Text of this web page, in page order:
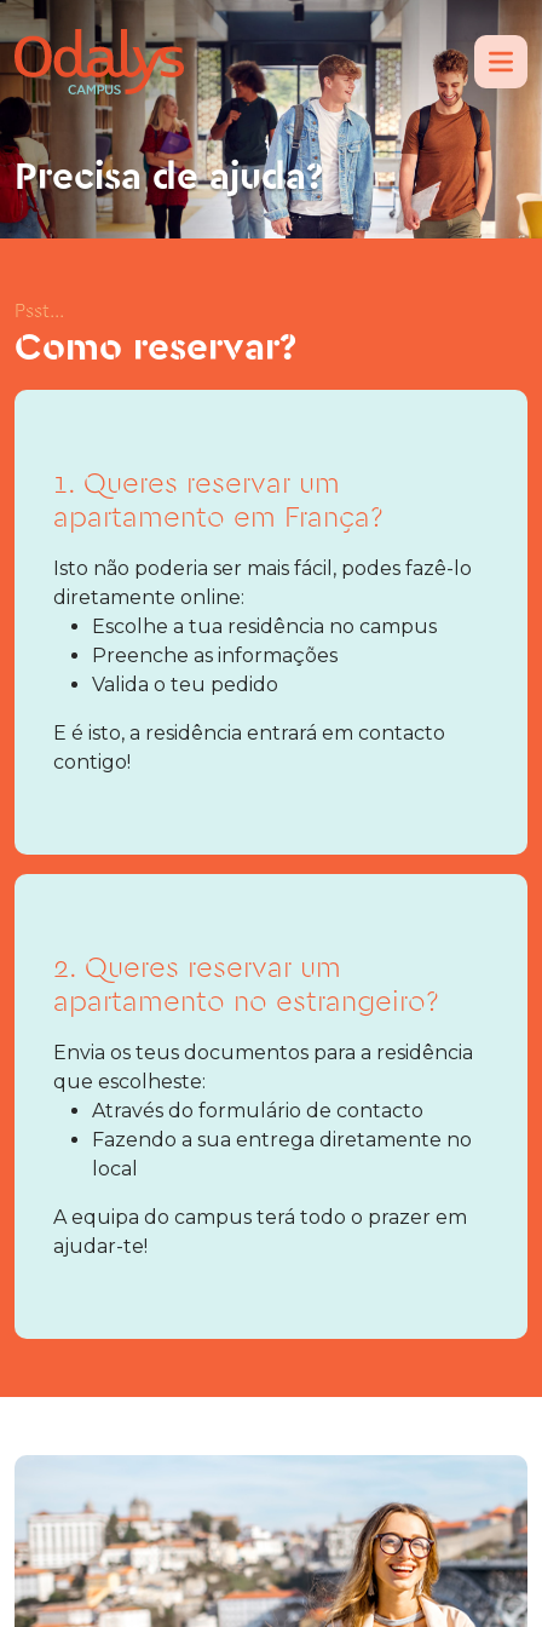
Precisa de ajuda?
Psst...
Como reservar?
1. Queres reservar um
apartamento em França?
Isto não poderia ser mais fácil, podes fazê-lo
diretamente online:
Escolhe a tua residência no campus
Preenche as informações
Valida o teu pedido
E é isto, a residência entrará em contacto
contigo!
2. Queres reservar um
apartamento no estrangeiro?
Envia os teus documentos para a residência
que escolheste:
Através do formulário de contacto
Fazendo a sua entrega diretamente no
local
A equipa do campus terá todo o prazer em
ajudar-te!